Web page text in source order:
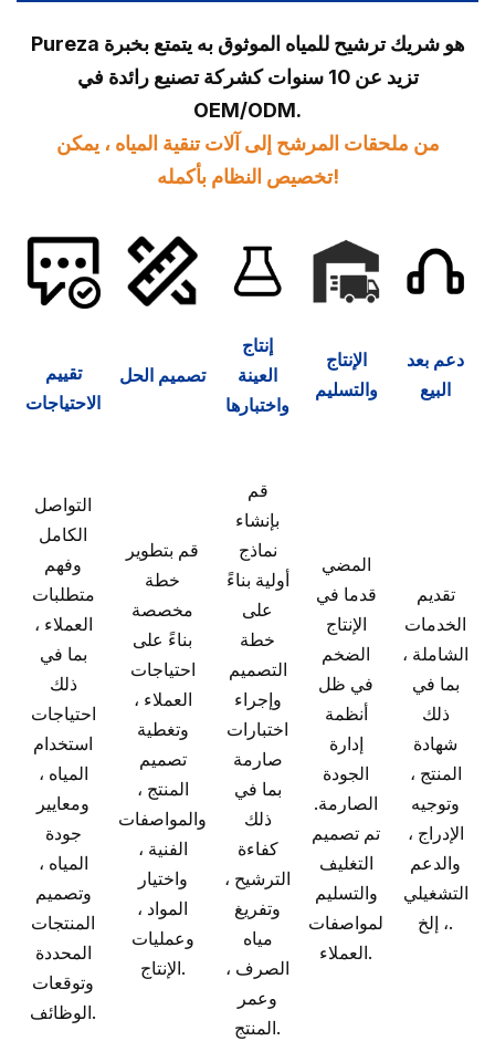
Pureza هو شريك ترشيح للمياه الموثوق به يتمتع بخبرة
تزيد عن 10 سنوات كشركة تصنيع رائدة في
OEM/ODM.
من ملحقات المرشح إلى آلات تنقية المياه ، يمكن
تخصيص النظام بأكمله!
تقييم
الاحتياجات
تصميم الحل
إنتاج
العينة
واختبارها
الإنتاج
والتسليم
دعم بعد
البيع
التواصل
الكامل
وفهم
متطلبات
العملاء ،
بما في
ذلك
احتياجات
استخدام
المياه ،
ومعايير
جودة
المياه ،
وتصميم
المنتجات
المحددة
وتوقعات
الوظائف.
قم بتطوير
خطة
مخصصة
بناءً على
احتياجات
العملاء ،
وتغطية
تصميم
المنتج ،
والمواصفات
الفنية ،
واختيار
المواد ،
وعمليات
الإنتاج.
قم
بإنشاء
نماذج
أولية بناءً
على
خطة
التصميم
وإجراء
اختبارات
صارمة
بما في
ذلك
كفاءة
الترشيح ،
وتفريغ
مياه
الصرف ،
وعمر
المنتج.
المضي
قدما في
الإنتاج
الضخم
في ظل
أنظمة
إدارة
الجودة
الصارمة.
تم تصميم
التغليف
والتسليم
لمواصفات
العملاء.
تقديم
الخدمات
الشاملة ،
بما في
ذلك
شهادة
المنتج ،
وتوجيه
الإدراج ،
والدعم
التشغيلي
، إلخ.